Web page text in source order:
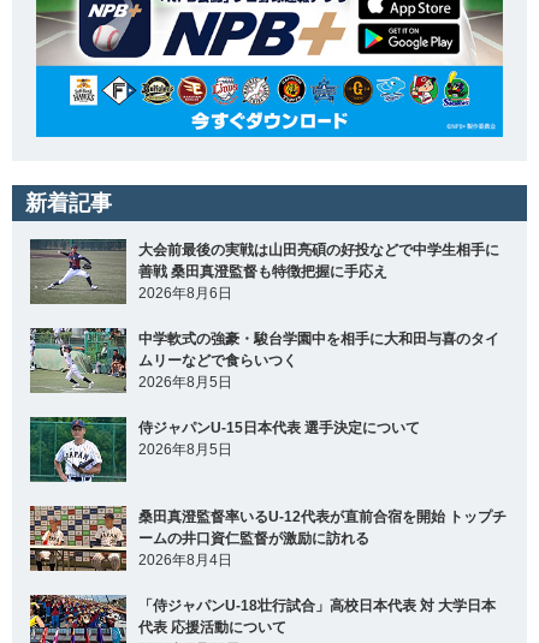
新着記事
大会前最後の実戦は山田亮碩の好投などで中学生相手に
善戦 桑田真澄監督も特徴把握に手応え
2026年8月6日
中学軟式の強豪・駿台学園中を相手に大和田与喜のタイ
ムリーなどで食らいつく
2026年8月5日
侍ジャパンU-15日本代表 選手決定について
2026年8月5日
桑田真澄監督率いるU-12代表が直前合宿を開始 トップチ
ームの井口資仁監督が激励に訪れる
2026年8月4日
「侍ジャパンU-18壮行試合」高校日本代表 対 大学日本
代表 応援活動について